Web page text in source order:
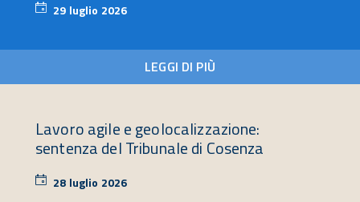
29 luglio 2026
LEGGI DI PIÙ
Lavoro agile e geolocalizzazione:
sentenza del Tribunale di Cosenza
28 luglio 2026